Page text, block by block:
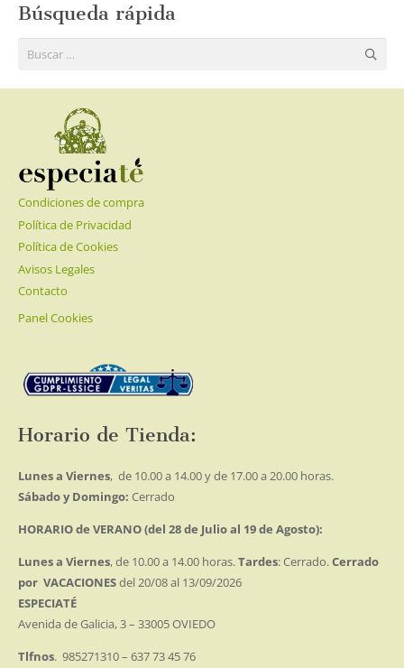
Búsqueda rápida
Buscar:
Condiciones de compra
Política de Privacidad
Política de Cookies
Avisos Legales
Contacto
Panel Cookies
Horario de Tienda:
Lunes a Viernes, de 10.00 a 14.00 y de 17.00 a 20.00 horas.
Sábado y Domingo: Cerrado
HORARIO de VERANO (del 28 de Julio al 19 de Agosto):
Lunes a Viernes, de 10.00 a 14.00 horas.Tardes: Cerrado.Cerrado
por VACACIONESdel 20/08 al 13/09/2026
ESPECIATÉ
Avenida de Galicia, 3 – 33005 OVIEDO
Tlfnos. 985271310 – 637 73 45 76